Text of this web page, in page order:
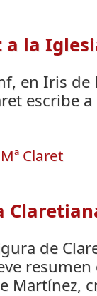
a la
en Iris de
escribe
Claret
de
Martínez,